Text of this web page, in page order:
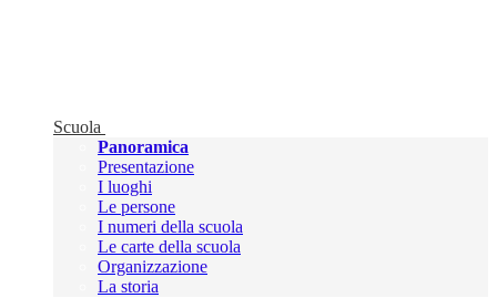
Scuola
Panoramica
Presentazione
I luoghi
Le persone
I numeri della scuola
Le carte della scuola
Organizzazione
La storia